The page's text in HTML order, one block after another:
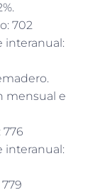
702
interanual:
mensual e
776
interanual: